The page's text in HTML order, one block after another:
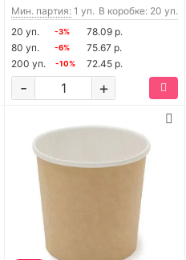
Мин. партия: 1 уп. В коробке: 20 уп.
20 уп.
-3%
78.09 р.
80 уп.
-6%
75.67 р.
200 уп.
-10% 72.45 р.
+
-